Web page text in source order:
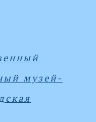
музей-